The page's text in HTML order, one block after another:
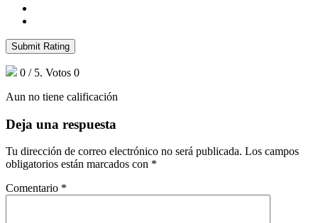
Submit Rating
0 / 5. Votos 0
Aun no tiene calificación
Deja una respuesta
Tu dirección de correo electrónico no será publicada. Los campos
obligatorios están marcados con *
Comentario *